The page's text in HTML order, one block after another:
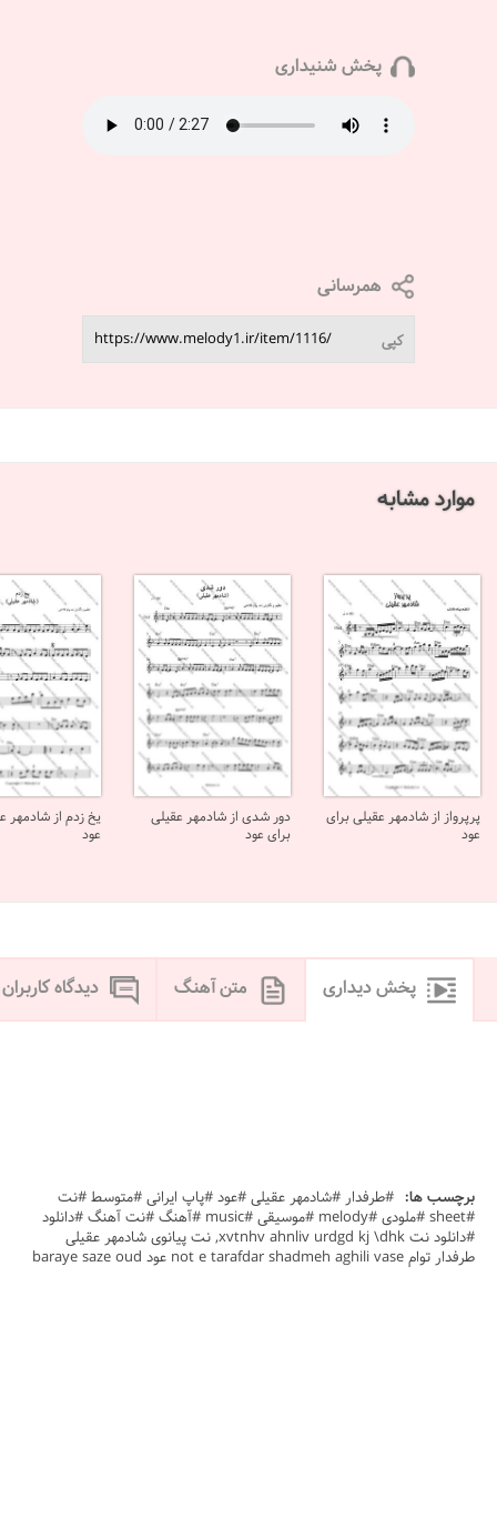
پخش شنیداری
همرسانی
کپی
موارد مشابه
پرپرواز از شادمهر عقیلی برای
عود
دور شدی از شادمهر عقیلی
برای عود
یخ زدم از شادمهر
عود
پخش دیداری متن آهنگ دیدگاه کاربران
برچسب ها: #طرفدار #شادمهر عقیلی #عود #پاپ ایرانی #متوسط #نت
#sheet #ملودی #melody #موسیقی #music #آهنگ #نت آهنگ #دانلود
#دانلود نت xvtnhv ahnliv urdgd kj \dhk, نت پیانوی شادمهر عقیلی
طرفدار توام not e tarafdar shadmeh aghili vase عود baraye saze oud